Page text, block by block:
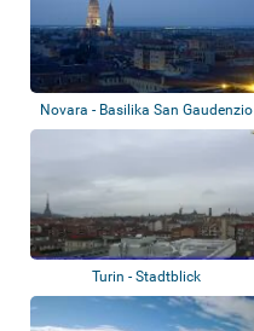
Novara - Basilika San Gaudenzio
Turin - Stadtblick